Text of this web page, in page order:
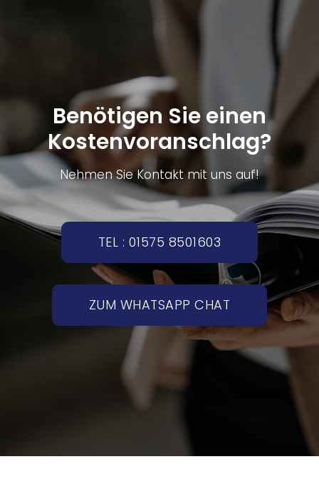
Benötigen Sie einen
Kostenvoranschlag?
Nehmen Sie Kontakt mit uns auf!
TEL : 01575 8501603
ZUM WHATSAPP CHAT